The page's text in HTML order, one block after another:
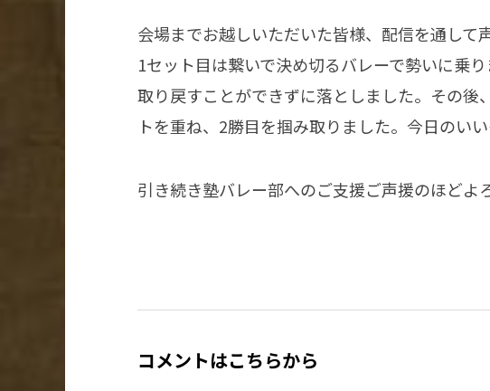
会場までお越しいただいた皆様、配信を通して
1セット目は繋いで決め切るバレーで勢いに乗
取り戻すことができずに落としました。その
トを重ね、2勝目を掴み取りました。今日のい
引き続き塾バレー部へのご支援ご声援のほどよ
コメントはこちらから